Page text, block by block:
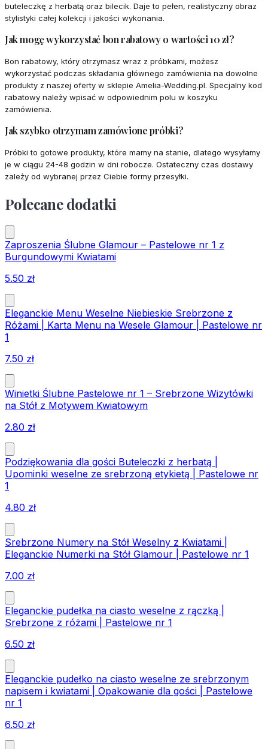
buteleczkę z herbatą oraz bilecik. Daje to pełen, realistyczny obraz
stylistyki całej kolekcji i jakości wykonania.
Jak mogę wykorzystać bon rabatowy o wartości 10 zł?
Bon rabatowy, który otrzymasz wraz z próbkami, możesz
wykorzystać podczas składania głównego zamówienia na dowolne
produkty z naszej oferty w sklepie Amelia-Wedding.pl. Specjalny kod
rabatowy należy wpisać w odpowiednim polu w koszyku
zamówienia.
Jak szybko otrzymam zamówione próbki?
Próbki to gotowe produkty, które mamy na stanie, dlatego wysyłamy
je w ciągu 24-48 godzin w dni robocze. Ostateczny czas dostawy
zależy od wybranej przez Ciebie formy przesyłki.
Polecane dodatki
Zaproszenia Ślubne Glamour – Pastelowe nr 1 z
Burgundowymi Kwiatami
5.50 zł
Eleganckie Menu Weselne Niebieskie Srebrzone z
Różami | Karta Menu na Wesele Glamour | Pastelowe nr
1
7.50 zł
Winietki Ślubne Pastelowe nr 1 – Srebrzone Wizytówki
na Stół z Motywem Kwiatowym
2.80 zł
Podziękowania dla gości Buteleczki z herbatą |
Upominki weselne ze srebrzoną etykietą | Pastelowe nr
1
4.80 zł
Srebrzone Numery na Stół Weselny z Kwiatami |
Eleganckie Numerki na Stół Glamour | Pastelowe nr 1
7.00 zł
Eleganckie pudełka na ciasto weselne z rączką |
Srebrzone z różami | Pastelowe nr 1
6.50 zł
Eleganckie pudełko na ciasto weselne ze srebrzonym
napisem i kwiatami | Opakowanie dla gości | Pastelowe
nr 1
6.50 zł